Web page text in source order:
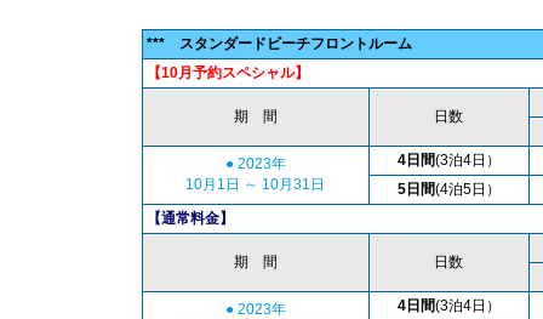
*** スタンダードビーチフロントルーム
【10月予約スペシャル】
期 間 日数
● 2023年
10月1日 ～ 10月31日
4日間(3泊4日）
5日間(4泊5日）
【通常料金】
期 間 日数
● 2023年
4日間(3泊4日）